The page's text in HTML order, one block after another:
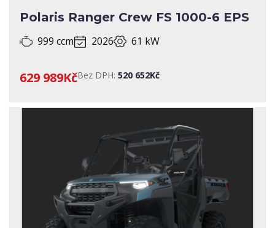
Polaris Ranger Crew FS 1000-6 EPS
999 ccm 2026 61 kW
629 989KčBez DPH: 520 652Kč